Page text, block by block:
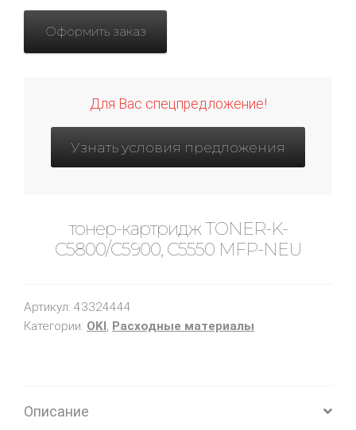
Оформить заказ
Для Вас спецпредложение!
Узнать условия предложения
тонер-картридж TONER-K-
C5800/C5900, C5550 MFP-NEU
Артикул: 43324444
Категории: OKI, Расходные материалы
Описание